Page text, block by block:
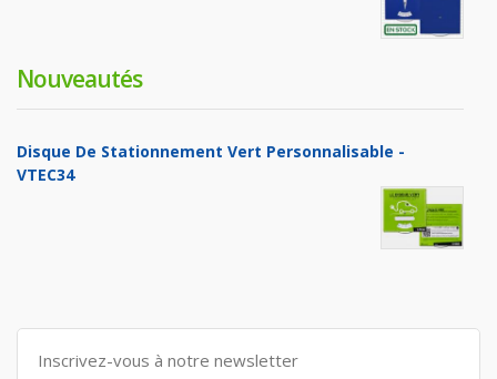
Nouveautés
Disque De Stationnement Vert Personnalisable -
VTEC34